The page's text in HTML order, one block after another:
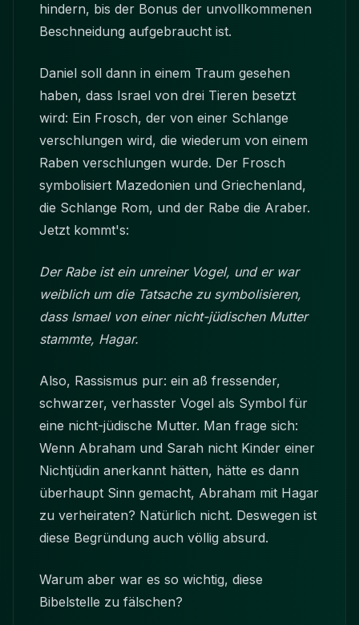
hindern, bis der Bonus der unvollkommenen
Beschneidung aufgebraucht ist.
Daniel soll dann in einem Traum gesehen
haben, dass Israel von drei Tieren besetzt
wird: Ein Frosch, der von einer Schlange
verschlungen wird, die wiederum von einem
Raben verschlungen wurde. Der Frosch
symbolisiert Mazedonien und Griechenland,
die Schlange Rom, und der Rabe die Araber.
Jetzt kommt's:
Der Rabe ist ein unreiner Vogel, und er war
weiblich um die Tatsache zu symbolisieren,
dass Ismael von einer nicht-jüdischen Mutter
stammte, Hagar.
Also, Rassismus pur: ein aß fressender,
schwarzer, verhasster Vogel als Symbol für
eine nicht-jüdische Mutter. Man frage sich:
Wenn Abraham und Sarah nicht Kinder einer
Nichtjüdin anerkannt hätten, hätte es dann
überhaupt Sinn gemacht, Abraham mit Hagar
zu verheiraten? Natürlich nicht. Deswegen ist
diese Begründung auch völlig absurd.
Warum aber war es so wichtig, diese
Bibelstelle zu fälschen?